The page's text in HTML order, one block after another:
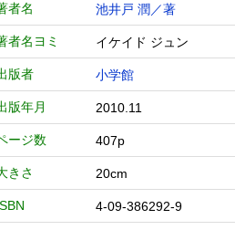
者名 池井戸 潤／著
者名ヨミ イケイド ジュン
版者 小学館
版年月 2010.11
ージ数 407p
きさ 20cm
4-09-386292-9